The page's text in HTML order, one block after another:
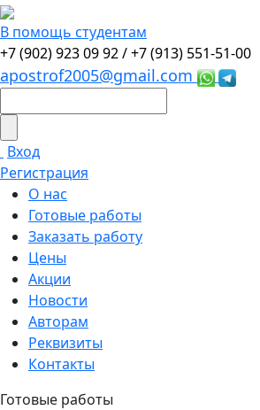
В помощь студентам
+7 (902) 923 09 92 /+7 (913) 551-51-00
apostrof2005@gmail.com
Вход
Регистрация
О нас
Готовые работы
Заказать работу
Цены
Акции
Новости
Авторам
Реквизиты
Контакты
Готовые работы